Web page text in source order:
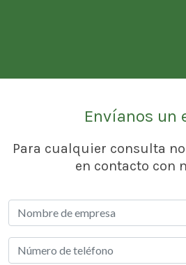
Envíanos un
Para cualquier consulta
en contacto con